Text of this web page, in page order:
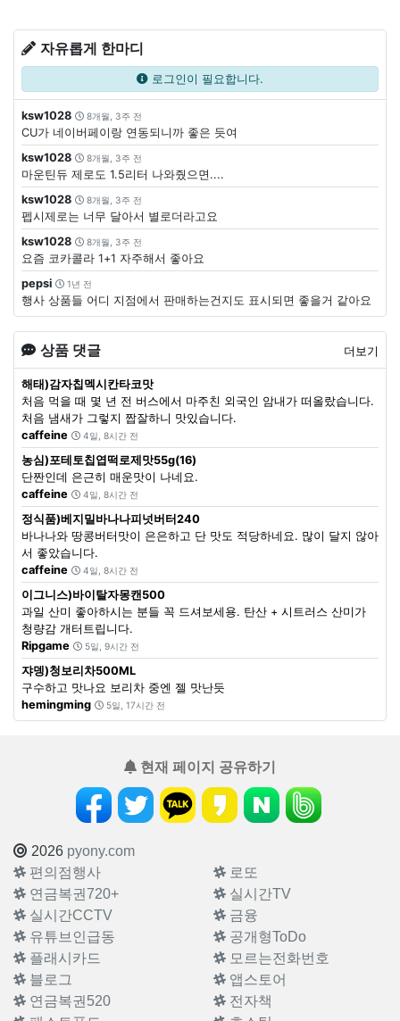
자유롭게 한마디
로그인이 필요합니다.
ksw1028 8개월, 3주 전
CU가 네이버페이랑 연동되니까 좋은 듯여
ksw1028
8개월, 3주 전
마운틴듀 제로도 1.5리터 나와줬으면....
ksw1028
8개월, 3주 전
펩시제로는 너무 달아서 별로더라고요
ksw1028
8개월, 3주 전
요즘 코카콜라 1+1 자주해서 좋아요
pepsi
1년 전
행사 상품들 어디 지점에서 판매하는건지도 표시되면 좋을거 같아요
상품 댓글 더보기
해태)감자칩멕시칸타코맛
처음 먹을 때 몇 년 전 버스에서 마주친 외국인 암내가 떠올랐습니다.
처음 냄새가 그렇지 짭잘하니 맛있습니다.
caffeine
4일, 8시간 전
농심)포테토칩엽떡로제맛55g(16)
단짠인데 은근히 매운맛이 나네요.
caffeine
4일, 8시간 전
정식품)베지밀바나나피넛버터240
바나나와 땅콩버터맛이 은은하고 단 맛도 적당하네요. 많이 달지 않아
서 좋았습니다.
caffeine
4일, 8시간 전
이그니스)바이탈자몽캔500
과일 산미 좋아하시는 분들 꼭 드셔보세용. 탄산 + 시트러스 산미가
청량감 개터트립니다.
Ripgame
5일, 9시간 전
쟈뎅)청보리차500ML
구수하고 맛나요 보리차 중엔 젤 맛난듯
hemingming
5일, 17시간 전
현재 페이지 공유하기
2026 pyony.com
편의점행사
로또
연금복권720+
실시간TV
실시간CCTV
금융
유튜브인급동
공개형ToDo
플래시카드
모르는전화번호
블로그
앱스토어
연금복권520
전자책